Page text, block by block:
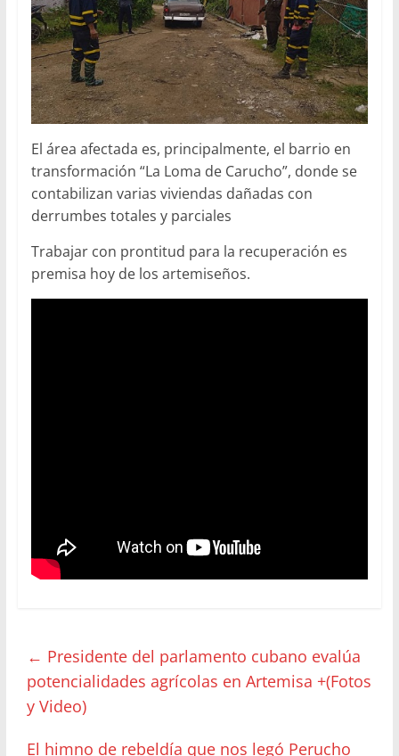
El área afectada es, principalmente, el barrio en
transformación “La Loma de Carucho”, donde se
contabilizan varias viviendas dañadas con
derrumbes totales y parciales
Trabajar con prontitud para la recuperación es
premisa hoy de los artemiseños.
← Presidente del parlamento cubano evalúa
potencialidades agrícolas en Artemisa +(Fotos
y Video)
El himno de rebeldía que nos legó Perucho